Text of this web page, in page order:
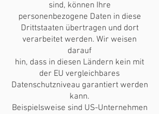
sind, können Ihre
personenbezogene Daten in diese
Drittstaaten übertragen und dort
verarbeitet werden. Wir weisen
darauf
hin, dass in diesen Ländern kein mit
der EU vergleichbares
Datenschutzniveau garantiert werden
kann.
Beispielsweise sind US-Unternehmen